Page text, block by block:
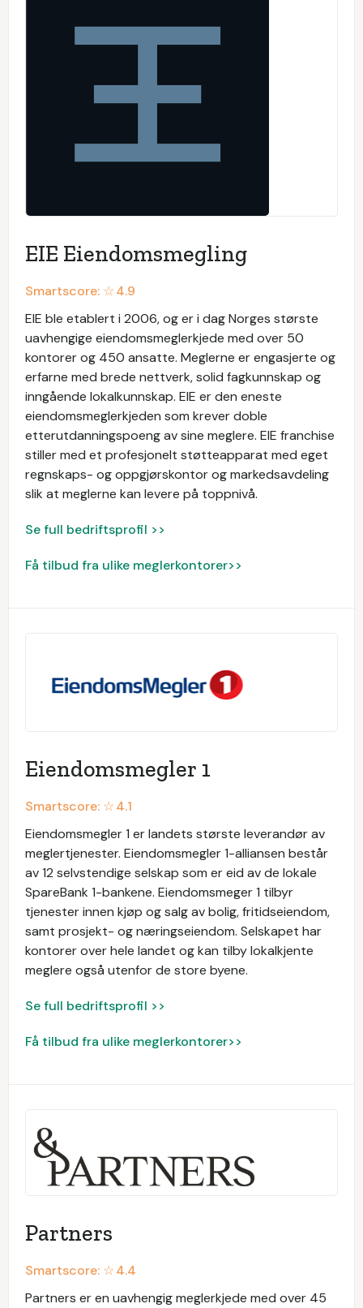
EIE Eiendomsmegling
Smartscore: ☆4.9
EIE ble etablert i 2006, og er i dag Norges største
uavhengige eiendomsmeglerkjede med over 50
kontorer og 450 ansatte. Meglerne er engasjerte og
erfarne med brede nettverk, solid fagkunnskap og
inngående lokalkunnskap. EIE er den eneste
eiendomsmeglerkjeden som krever doble
etterutdanningspoeng av sine meglere. EIE franchise
stiller med et profesjonelt støtteapparat med eget
regnskaps- og oppgjørskontor og markedsavdeling
slik at meglerne kan levere på toppnivå.
Se full bedriftsprofil >>
Få tilbud fra ulike meglerkontorer>>
Eiendomsmegler 1
Smartscore: ☆4.1
Eiendomsmegler 1 er landets største leverandør av
meglertjenester. Eiendomsmegler 1-alliansen består
av 12 selvstendige selskap som er eid av de lokale
SpareBank 1-bankene. Eiendomsmeger 1 tilbyr
tjenester innen kjøp og salg av bolig, fritidseiendom,
samt prosjekt- og næringseiendom. Selskapet har
kontorer over hele landet og kan tilby lokalkjente
meglere også utenfor de store byene.
Se full bedriftsprofil >>
Få tilbud fra ulike meglerkontorer>>
Partners
Smartscore: ☆4.4
Partners er en uavhengig meglerkjede med over 45